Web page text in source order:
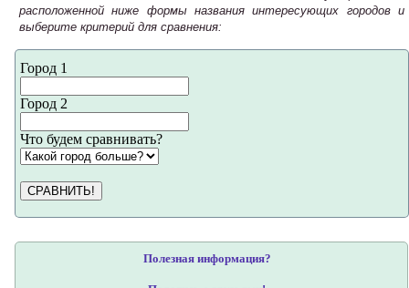
расположенной ниже формы названия интересующих городов и
выберите критерий для сравнения:
Город 1
Город 2
Что будем сравнивать?
СРАВНИТЬ!
Полезная информация?